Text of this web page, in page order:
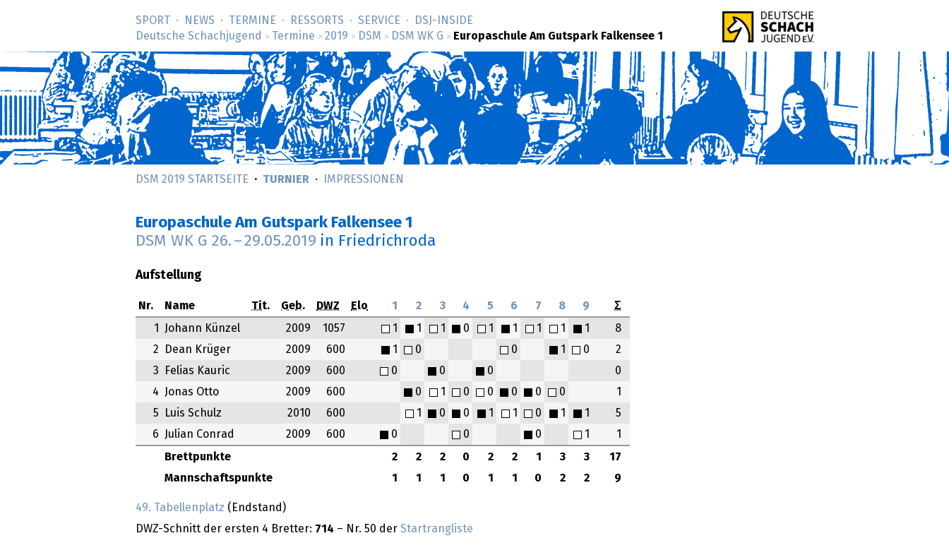
SPORT NEWS TERMINE RESSORTS SERVICE
DSJ-­INSIDE
Deutsche Schachjugend
> Termine > 2019 > DSM > DSM WK G > Europaschule Am Gutspark Falkensee 1
DSM 2019 STARTSEITE TURNIER IMPRESSIONEN
Europaschule Am Gutspark Falkensee 1
DSM WK G 26. –29.05.2019 in Friedrichroda
Aufstellung
Nr. Name Tit. Geb. DWZ Elo 1 2 3 4 5 6 7 8 9 Σ
Brettpunkte 2 2 2 0 2 2 1 3 3
17
Mannschaftspunkte
1 1 1 0 1 1 0 2 2 9
1 Johann Künzel 2009 1057 1 1 1 0 1 1 1 1 1
8
2
Dean Krüger 2009 600 1 0 0 1 0
2
3
Felias Kauric 2009 600 0 0 0
0
4
Jonas Otto 2009 600 0 1 0 0 0 0 0
1
5
Luis Schulz 2010 600 1 0 0 1 1 0 1 1
5
6
Julian Conrad 2009 600 0 0 0 1 1
49. Tabellenplatz (Endstand)
DWZ-Schnitt der ersten 4 Bretter: 714 – Nr. 50 der Startrangliste